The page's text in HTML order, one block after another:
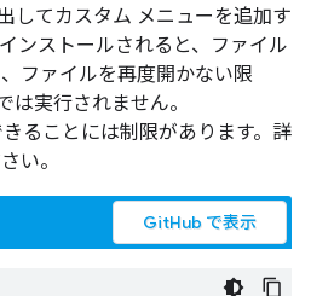
してカスタム メニューを追加す
ンストールされると、ファイル
ファイルを再度開かない限
は実行されません。
ることには制限があります。詳
い。
GitHub で表示